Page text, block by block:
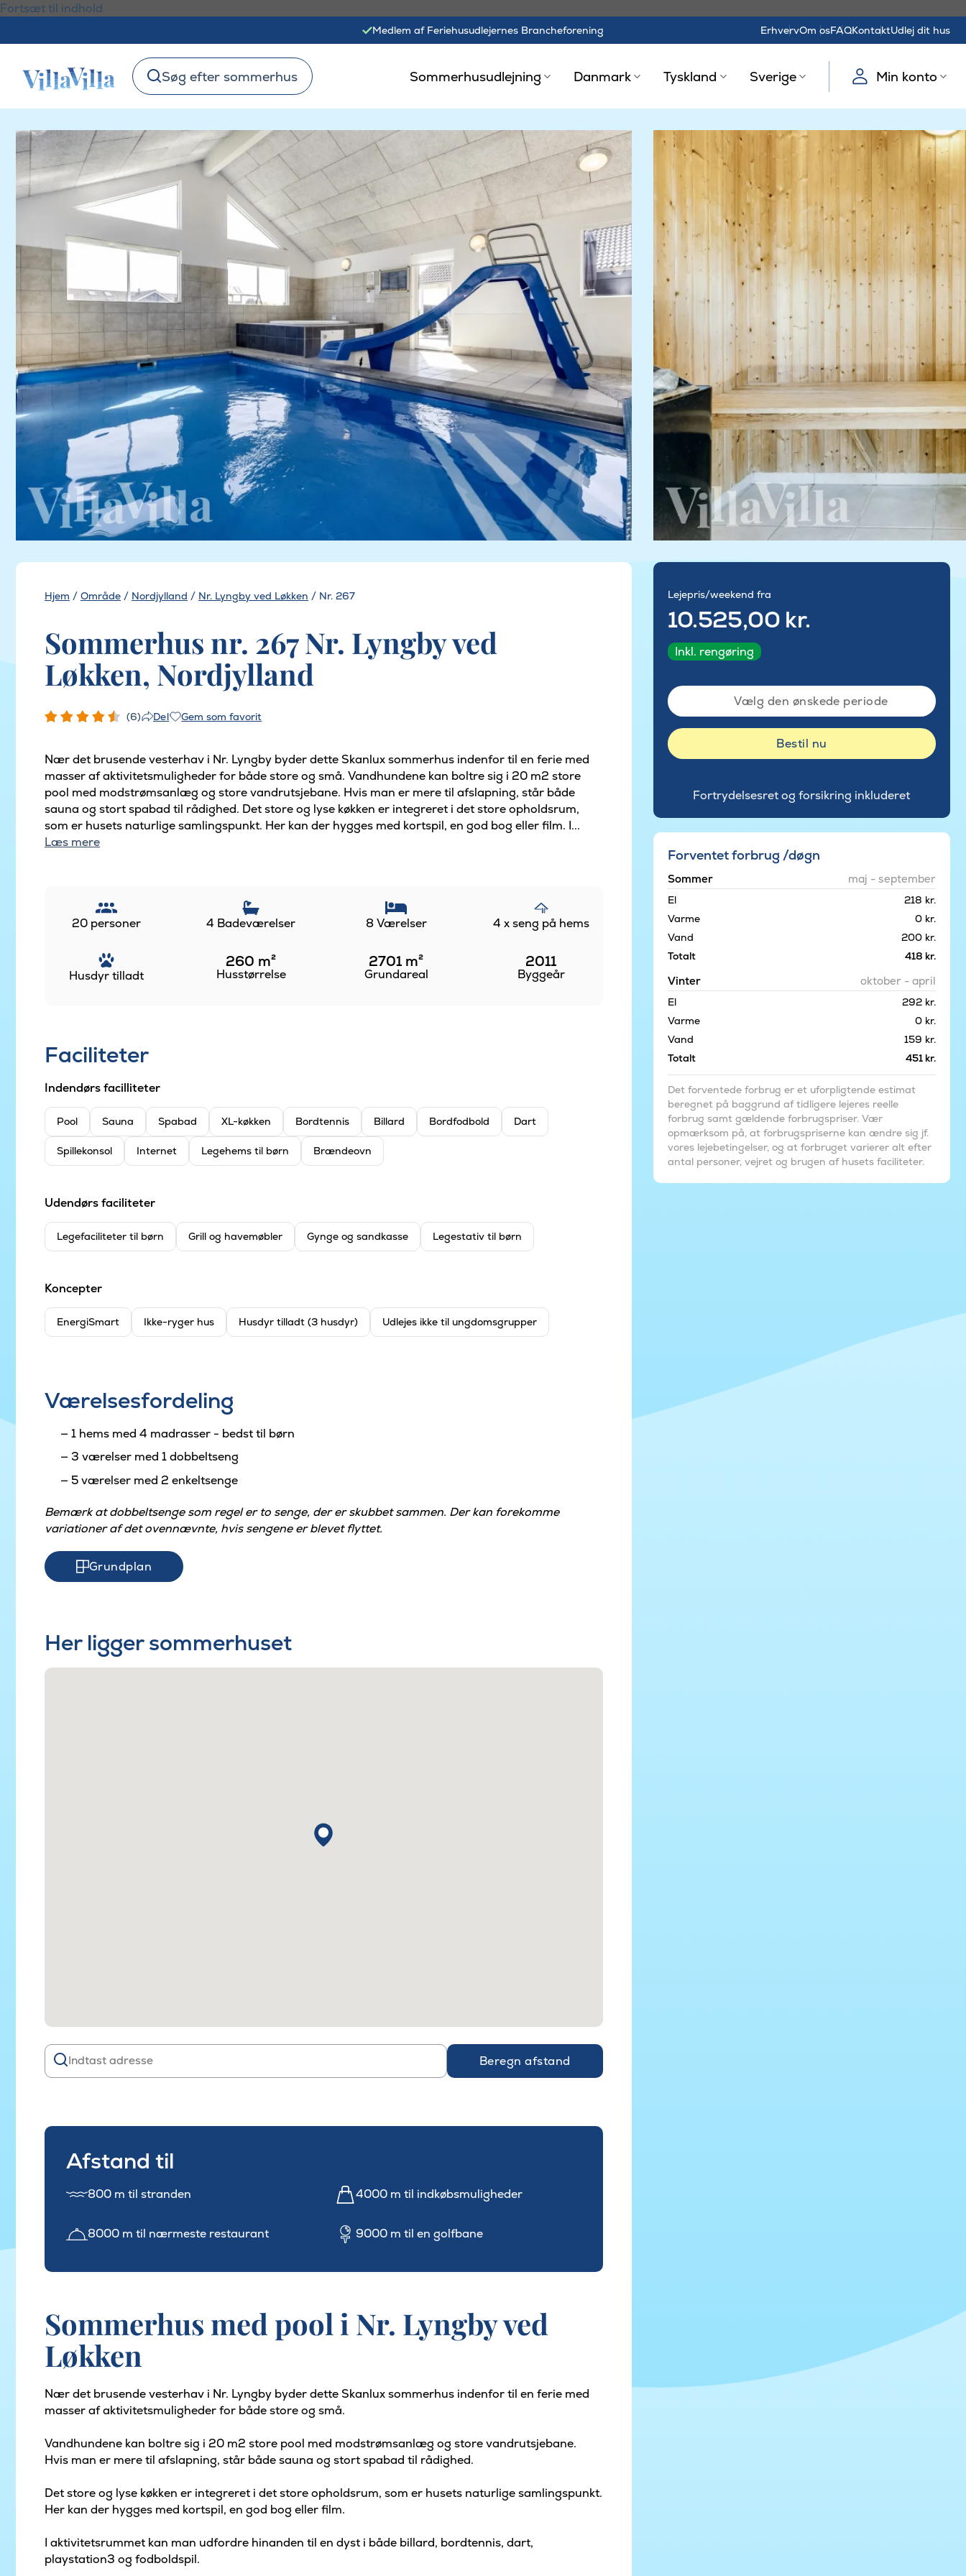
Fortsæt til indhold
Medlem af Feriehusudlejernes Brancheforening ErhvervOm osFAQKontaktUdlej dit hus
Søg efter sommerhus Sommerhusudlejning Danmark Tyskland Sverige Min konto
Hjem / Område / Nordjylland / Nr. Lyngby ved Løkken / Nr. 267
Sommerhus nr. 267 Nr. Lyngby ved
Løkken, Nordjylland
(6) Del Gem som favorit
Nær det brusende vesterhav i Nr. Lyngby byder dette Skanlux sommerhus indenfor til en ferie med
masser af aktivitetsmuligheder for både store og små. Vandhundene kan boltre sig i 20 m2 store
pool med modstrømsanlæg og store vandrutsjebane. Hvis man er mere til afslapning, står både
sauna og stort spabad til rådighed. Det store og lyse køkken er integreret i det store opholdsrum,
som er husets naturlige samlingspunkt. Her kan der hygges med kortspil, en god bog eller film. I...
Læs mere
20 personer 4 Badeværelser 8 Værelser 4 x seng på hems
Husdyr tilladt
260 m²
Husstørrelse
2701 m²
Grundareal
2011
Byggeår
Faciliteter
Indendørs facilliteter
Pool Sauna Spabad XL-køkken Bordtennis Billard Bordfodbold Dart
Spillekonsol Internet Legehems til børn Brændeovn
Udendørs faciliteter
Legefaciliteter til børn Grill og havemøbler Gynge og sandkasse Legestativ til børn
Koncepter
EnergiSmart Ikke-ryger hus Husdyr tilladt (3 husdyr) Udlejes ikke til ungdomsgrupper
Værelsesfordeling
1 hems med 4 madrasser - bedst til børn
3 værelser med 1 dobbeltseng
5 værelser med 2 enkeltsenge
Bemærk at dobbeltsenge som regel er to senge, der er skubbet sammen. Der kan forekomme
variationer af det ovennævnte, hvis sengene er blevet flyttet.
Grundplan
Her ligger sommerhuset
Beregn afstand
Afstand til
800 m til stranden 4000 m til indkøbsmuligheder
8000 m til nærmeste restaurant 9000 m til en golfbane
Sommerhus med pool i Nr. Lyngby ved
Løkken
Nær det brusende vesterhav i Nr. Lyngby byder dette Skanlux sommerhus indenfor til en ferie med
masser af aktivitetsmuligheder for både store og små.
Vandhundene kan boltre sig i 20 m2 store pool med modstrømsanlæg og store vandrutsjebane.
Hvis man er mere til afslapning, står både sauna og stort spabad til rådighed.
Det store og lyse køkken er integreret i det store opholdsrum, som er husets naturlige samlingspunkt.
Her kan der hygges med kortspil, en god bog eller film.
I aktivitetsrummet kan man udfordre hinanden til en dyst i både billard, bordtennis, dart,
playstation3 og fodboldspil.
Lejepris/weekend fra
10.525,00 kr.
Inkl. rengøring
Vælg den ønskede periode
Bestil nu
Fortrydelsesret og forsikring inkluderet
Forventet forbrug /døgn
Sommer maj - september
El
218 kr.
Varme
0 kr.
Vand
200 kr.
Totalt
418 kr.
Vinter oktober - april
El
292 kr.
Varme
0 kr.
Vand
159 kr.
Totalt
451 kr.
Det forventede forbrug er et uforpligtende estimat
beregnet på baggrund af tidligere lejeres reelle
forbrug samt gældende forbrugspriser. Vær
opmærksom på, at forbrugspriserne kan ændre sig jf.
vores lejebetingelser, og at forbruget varierer alt efter
antal personer, vejret og brugen af husets faciliteter.